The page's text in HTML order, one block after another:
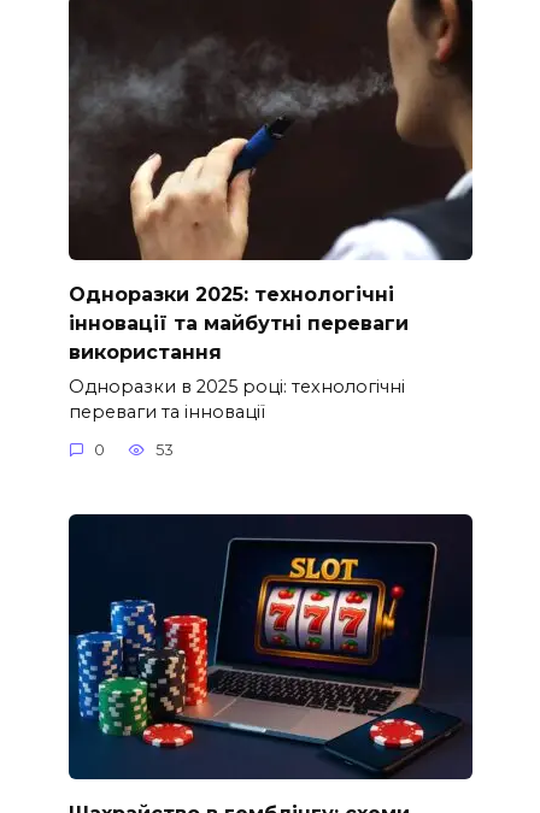
Одноразки 2025: технологічні
інновації та майбутні переваги
використання
Одноразки в 2025 році: технологічні
переваги та інновації
0 53